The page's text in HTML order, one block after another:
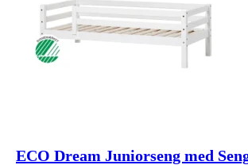
ECO Dream Juniorseng med